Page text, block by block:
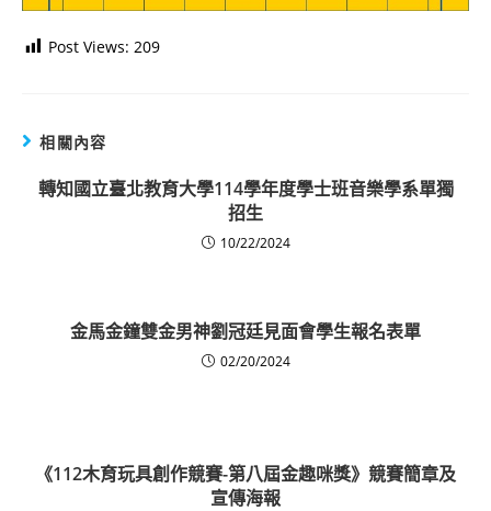
Post Views: 209
相關內容
轉知國立臺北教育大學114學年度學士班音樂學系單獨
招生
10/22/2024
金馬金鐘雙金男神劉冠廷見面會學生報名表單
02/20/2024
《112木育玩具創作競賽-第八屆金趣咪獎》競賽簡章及
宣傳海報